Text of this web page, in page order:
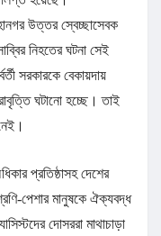
উত্তর স্বেচ্ছাসেবক
নিহতের ঘটনা সেই
সরকারকে বেকায়দায়
ঘটানো হচ্ছে। তাই
প্রতিষ্ঠাসহ দেশের
পেশার মানুষকে ঐক্যবদ্ধ
দোসররা মাথাচাড়া